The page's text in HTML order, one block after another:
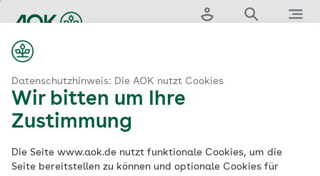
Datenschutzhinweis: Die AOK nutzt Cookies
Wir bitten um Ihre
Zustimmung
Die Seite www.aok.de nutzt funktionale Cookies, um die
Seite bereitstellen zu können und optionale Cookies für
Hauptinhalt
springen
Versicherungsschutz
bei Abfindung